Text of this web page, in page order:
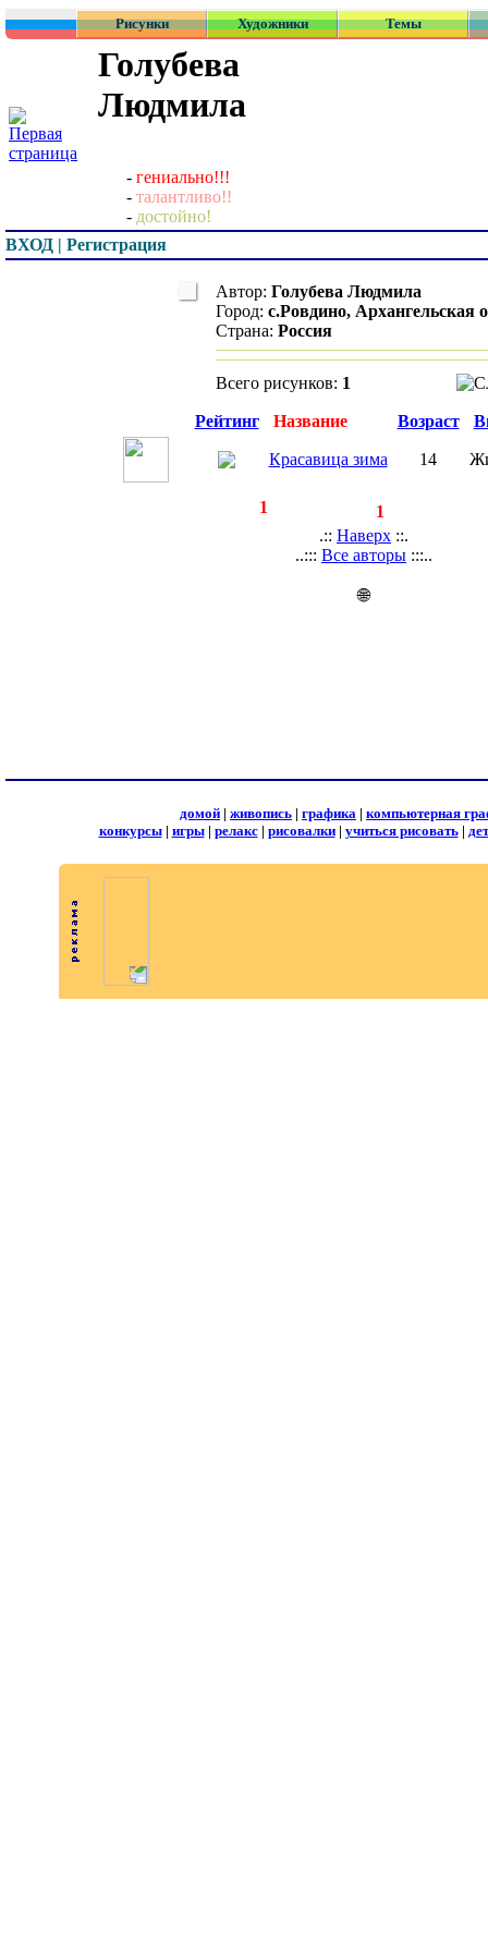
Рисунки Художники Темы
Голубева
Людмила
- гениально!!!
- талантливо!!
- достойно!
ВХОД | Регистрация
Автор: Голубева Людмила
Город: с.Ровдино, Архангельская
Страна: Россия
Всего рисунков: 1
Рейтинг Название Возраст
Красавица зима 14
1
1
.:: Наверх ::.
..::: Все авторы :::..
🌐
домой | живопись | графика | компьютерная
конкурсы| игры| релакс| рисовалки| учиться рисовать|